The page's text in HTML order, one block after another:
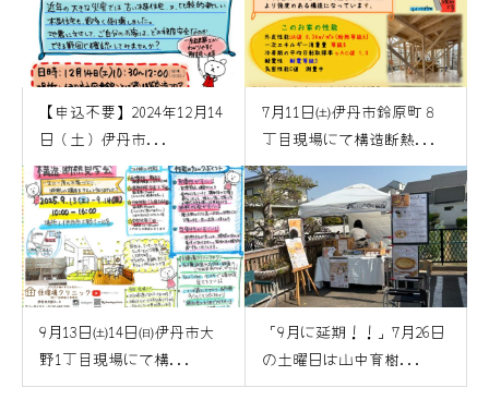
【申込不要】2024年12月14
日（土）伊丹市...
7月11日㈯伊丹市鈴原町８
丁目現場にて構造断熱...
9月13日㈯14日㈰伊丹市大
野1丁目現場にて構...
「9月に延期！！」7月26日
の土曜日は山中育樹...